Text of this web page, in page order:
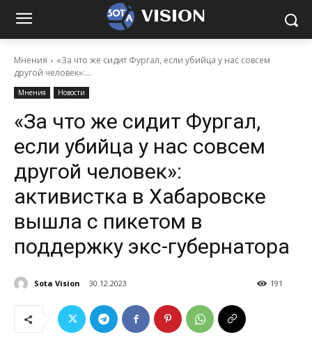
VISION
Мнения
«За что же сидит Фургал, если убийца у нас совсем
другой человек»:...
Мнения Новости
«За что же сидит Фургал,
если убийца у нас совсем
другой человек»:
активистка в Хабаровске
вышла с пикетом в
поддержку экс-губернатора
Sota Vision 30.12.2023 191